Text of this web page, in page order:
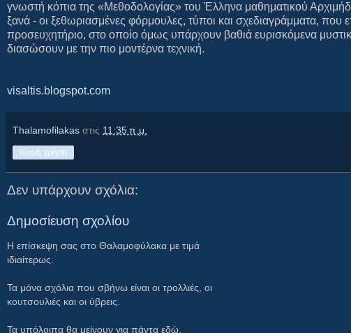
γνωστή κόπια της «Μεθοδολογίας» του Έλληνα μαθηματικού
ξανά - οι ξεθωριασμένες φόρμουλες, τύποι και σχεδιαγράμματα, που
προσευχητήριο, στο οποίο όμως υπάρχουν βαθιά ευρισκόμενα
διασώσουν με την πιο μοντέρνα τεχνική.
visaltis.blogspot.com
Thalamofilakas στις 11:35 π.μ.
Κοινή χρήση
Δεν υπάρχουν σχόλια:
Δημοσίευση σχολίου
Η επίσκεψη σας στο Θαλαμοφύλακα με τιμά
ιδιαίτερως.
Τα μόνα σχόλια που σβήνω είναι οι τρολλιές, οι
κουτσουλιές και οι ύβρεις.
Τα υπόλοιπα θα μείνουν για πάντα εδώ,